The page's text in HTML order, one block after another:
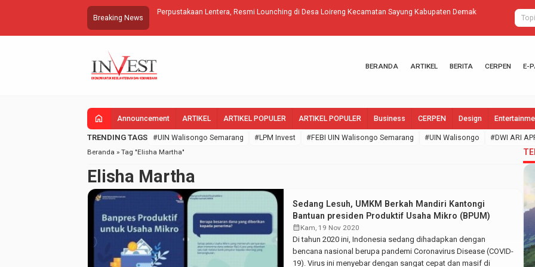
Breaking News
Perpustakaan Lentera, Resmi Lounching di Desa Loireng Kecamatan Sayung Kabupaten Demak
Tumpeng,
Walisongo
BERANDA ARTIKEL BERITA CERPEN E-
home Announcement ARTIKEL ARTIKEL POPULER ARTIKEL POPULER Business CERPEN Design
TRENDING TAGS #UIN Walisongo Semarang #LPM Invest #FEBI UIN Walisongo Semarang #UIN Walisongo #DWI ARI
Beranda » Tag "Elisha Martha"
Elisha Martha
Sedang Lesuh, UMKM Berkah Mandiri Kantongi
Bantuan presiden Produktif Usaha Mikro (BPUM)
calendar_monthKam, 19 Nov 2020
Di tahun 2020 ini, Indonesia sedang dihadapkan dengan
bencana nasional berupa pandemi Coronavirus Disease (COVID-
19). Virus ini menyebar dengan sangat cepat dan masif di